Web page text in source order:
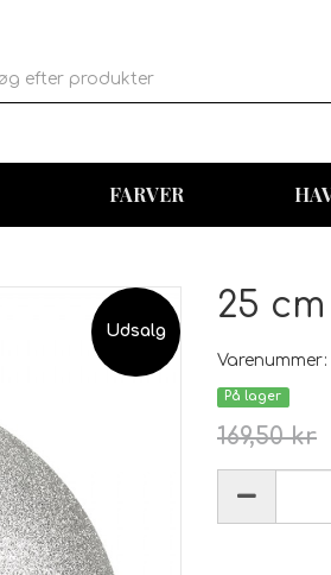
FARVER
Udsalg
25
Varenummer:
På lager
169,50 kr